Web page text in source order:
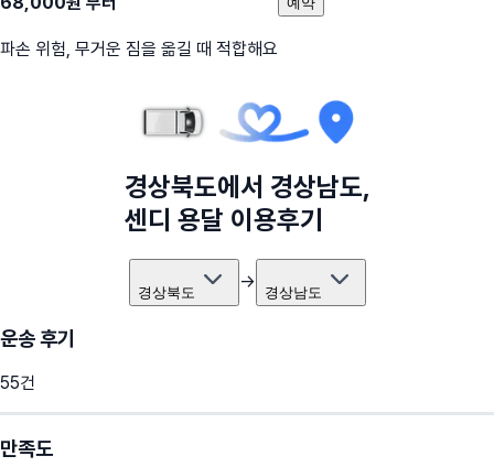
파손 위험, 무거운 짐을 옮길 때 적합해요
경상북도에서 경상남도,
센디 용달 이용후기
경상북도 → 경상남도
운송 후기
55건
만족도